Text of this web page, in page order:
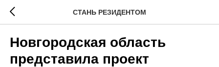
СТАНЬ РЕЗИДЕНТОМ
Новгородская область
представила проект